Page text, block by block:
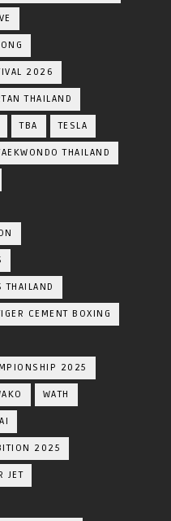
2026
THAILAND
TBA TESLA
THAILAND
THAILAND
CEMENT BOXING
2025
WATH
2025
JET